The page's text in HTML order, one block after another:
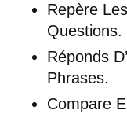
Repère
Questions.
Réponds
Phrases.
Compare